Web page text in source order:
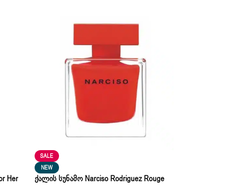
Her
SALE
NEW
Ქალის Სუნამო Narciso Rodriguez Rouge